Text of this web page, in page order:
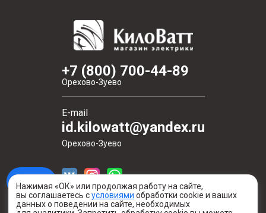
+7 (800) 700-44-89
Орехово-Зуево
E-mail
id.kilowatt@yandex.ru
Орехово-Зуево
Нажимая «ОК» или продолжая работу на сайте,
вы соглашаетесь сусловиями обработки cookie и ваших
данных о поведении на сайте, необходимых